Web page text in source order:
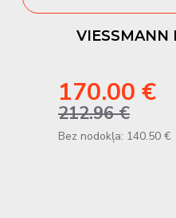
VIESSMANN
170.00 €
212.96 €
Bez nodokļa: 140.50 €